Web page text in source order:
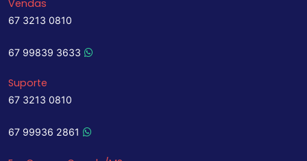
Vendas
67 3213 0810
67 99839 3633
Suporte
67 3213 0810
67 99936 2861